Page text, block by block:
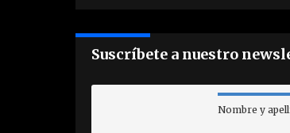
Suscríbete a nuestro
Nombre y